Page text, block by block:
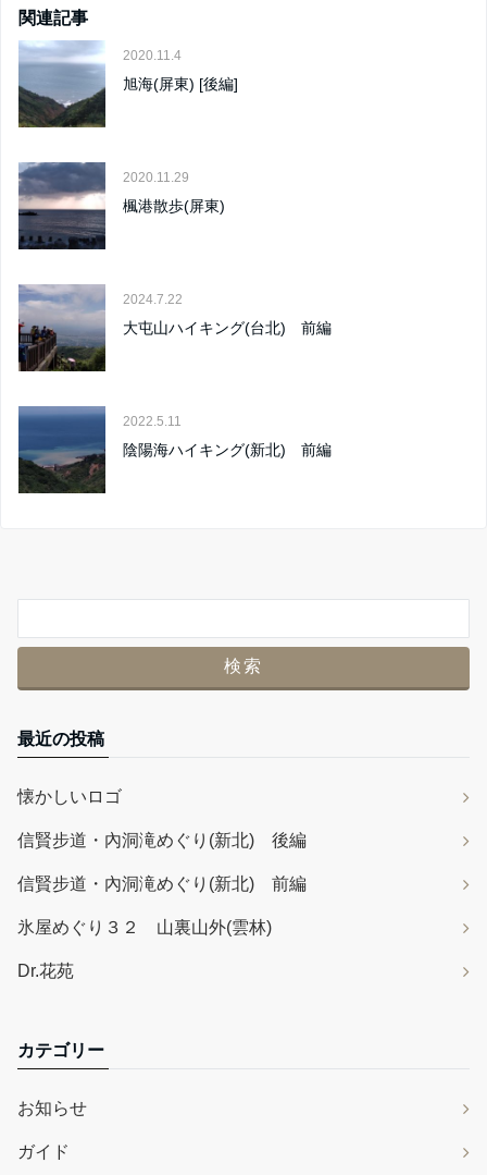
関連記事
2020.11.4
旭海(屏東) [後編]
2020.11.29
楓港散歩(屏東)
2024.7.22
大屯山ハイキング(台北) 前編
2022.5.11
陰陽海ハイキング(新北) 前編
最近の投稿
懐かしいロゴ
信賢步道・內洞滝めぐり(新北) 後編
信賢步道・內洞滝めぐり(新北) 前編
氷屋めぐり３２ 山裏山外(雲林)
Dr.花苑
カテゴリー
お知らせ
ガイド